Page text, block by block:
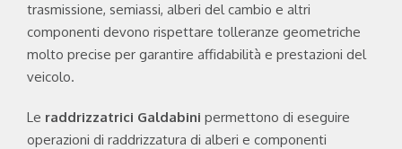
trasmissione, semiassi, alberi del cambio e altri
componenti devono rispettare tolleranze geometriche
molto precise per garantire affidabilità e prestazioni del
veicolo.
Le raddrizzatrici Galdabini permettono di eseguire
operazioni di raddrizzatura di alberi e componenti